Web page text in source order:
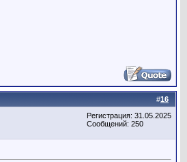
#16
Регистрация: 31.05.2025
Сообщений: 250